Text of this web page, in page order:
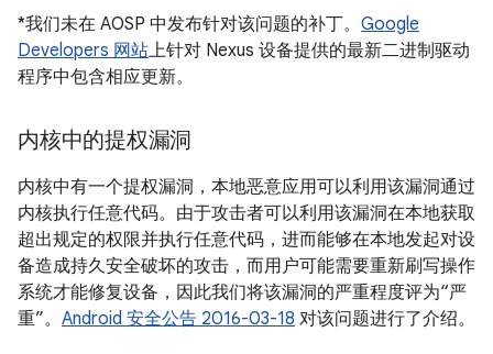
*我们未在 AOSP 中发布针对该问题的补丁。 Google
Developers 网站上针对 Nexus 设备提供的最新二进制驱动
程序中包含相应更新。
内核中的提权漏洞
内核中有一个提权漏洞，本地恶意应用可以利用该漏洞通过
内核执行任意代码。由于攻击者可以利用该漏洞在本地获取
超出规定的权限并执行任意代码，进而能够在本地发起对设
备造成持久安全破坏的攻击，而用户可能需要重新刷写操作
系统才能修复设备，因此我们将该漏洞的严重程度评为“严
重”。 Android 安全公告 2016-03-18 对该问题进行了介绍。